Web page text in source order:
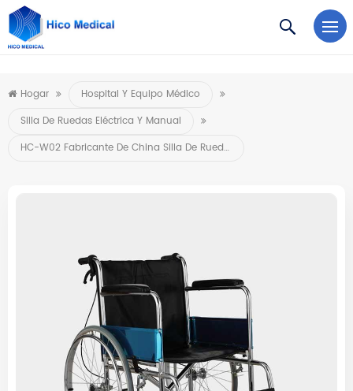
https://www.microsoft.com/en-us/microsoft-teams/log-in
Hogar
Hospital Y Equipo Médico
Silla De Ruedas Eléctrica Y Manual
HC-W02 Fabricante De China Silla De Ruedas Manual Portátil Plegable De Peso Ligero